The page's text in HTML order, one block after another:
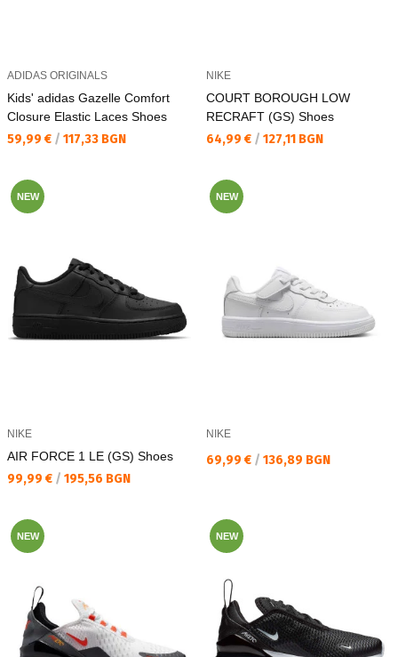
ADIDAS ORIGINALS
Kids' adidas Gazelle Comfort
Closure Elastic Laces Shoes
Текуща цена:
59,99 € / 117,33 BGN
NIKE
COURT BOROUGH LOW
RECRAFT (GS) Shoes
Текуща цена:
64,99 € / 127,11 BGN
NEW
NIKE
AIR FORCE 1 LE (GS) Shoes
Текуща цена:
99,99 € / 195,56 BGN
NEW
NIKE
Текуща цена:
69,99 € / 136,89 BGN
NEW NEW